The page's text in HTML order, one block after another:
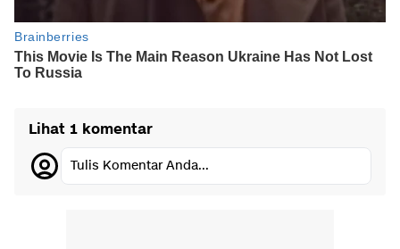
Lihat 1 komentar
Tulis Komentar Anda...